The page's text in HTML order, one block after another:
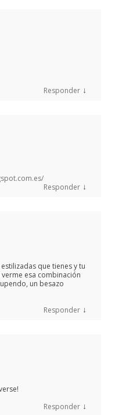
Responder ↓
Responder ↓
que tienes y tu
esa combinación
un besazo
Responder ↓
Responder ↓